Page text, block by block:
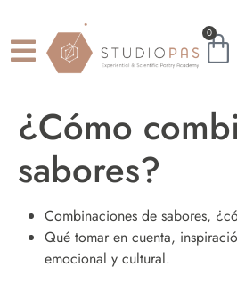
0
¿Cómo
sabores?
Combinaciones de sabores,
Qué tomar en cuenta,
emocional y cultural.